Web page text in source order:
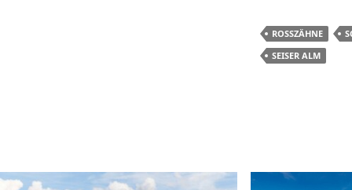
ROSSZÄHNE
SEISER ALM